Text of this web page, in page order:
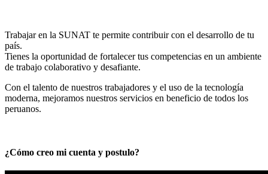
Trabajar en la SUNAT te permite contribuir con el desarrollo de tu
país.
Tienes la oportunidad de fortalecer tus competencias en un ambiente
de trabajo colaborativo y desafiante.
Con el talento de nuestros trabajadores y el uso de la tecnología
moderna, mejoramos nuestros servicios en beneficio de todos los
peruanos.
¿Cómo creo mi cuenta y postulo?